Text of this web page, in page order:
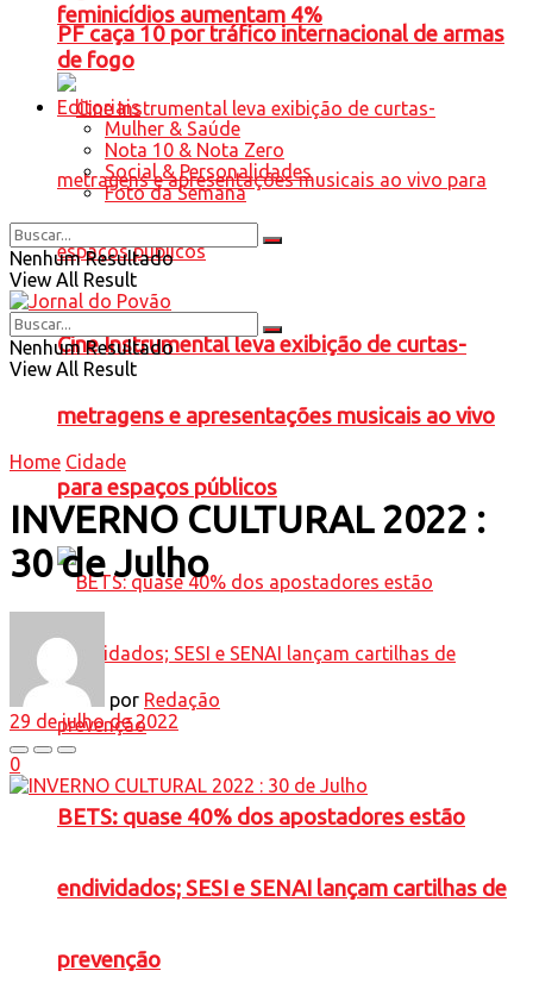
feminicídios aumentam 4%
Cine Instrumental leva exibição de curtas-
metragens e apresentações musicais ao vivo
para espaços públicos
BETS: quase 40% dos apostadores estão
endividados; SESI e SENAI lançam cartilhas de
prevenção
PF caça 10 por tráfico internacional de armas
de fogo
Editoriais
Mulher & Saúde
Nota 10 & Nota Zero
Social & Personalidades
Foto da Semana
Nenhum Resultado
View All Result
Nenhum Resultado
View All Result
Home Cidade
INVERNO CULTURAL 2022 :
30 de Julho
por Redação
29 de julho de 2022
0